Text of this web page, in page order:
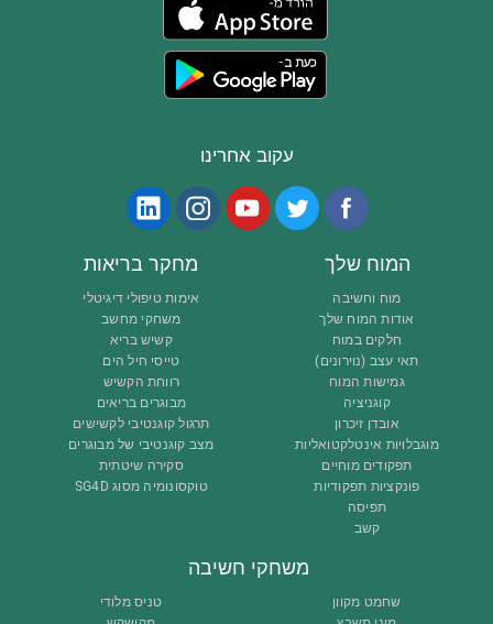
עקוב אחרינו
המוח שלך
מוח וחשיבה
אודות המוח שלך
חלקים במוח
תאי עצב (נוירונים)
גמישות המוח
קוגניציה
אובדן זיכרון
מוגבלויות אינטלקטואליות
תפקודים מוחיים
פונקציות תפקודיות
תפיסה
קשב
מחקר בריאות
אימות טיפולי דיגיטלי
משחקי מחשב
קשיש בריא
טייסי חיל הים
רווחת הקשיש
מבוגרים בריאים
תרגול קוגנטיבי לקשישים
מצב קוגנטיבי של מבוגרים
סקירה שיטתית
טוקסונומיה מסוג SG4D
משחקי חשיבה
שחמט מקוון
טניס מלודי